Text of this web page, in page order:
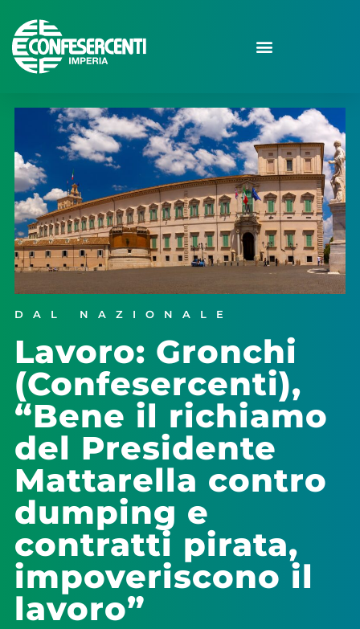
DAL NAZIONALE
Lavoro: Gronchi
(Confesercenti),
“Bene il richiamo
del Presidente
Mattarella contro
dumping e
contratti pirata,
impoveriscono il
lavoro”